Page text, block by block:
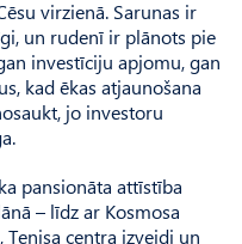
virzienā. Sarunas ir
un rudenī ir plānots pie
investīciju apjomu, gan
kad ēkas atjaunošana
jo investoru
pansionāta attīstība
– līdz ar Kosmosa
centra izveidi un